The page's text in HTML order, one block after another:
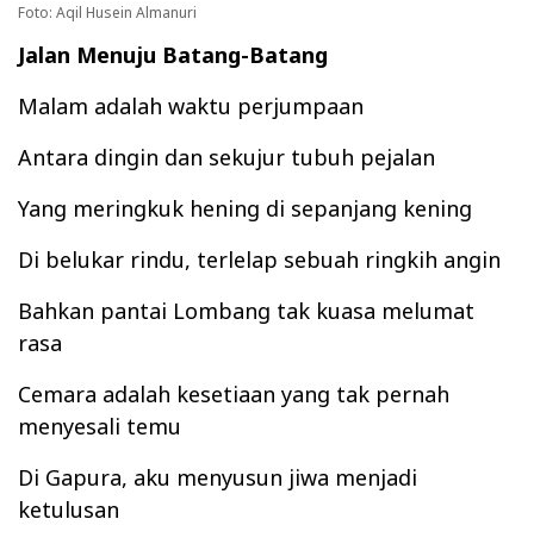
Foto: Aqil Husein Almanuri
Jalan Menuju Batang-Batang
Malam adalah waktu perjumpaan
Antara dingin dan sekujur tubuh pejalan
Yang meringkuk hening di sepanjang kening
Di belukar rindu, terlelap sebuah ringkih angin
Bahkan pantai Lombang tak kuasa melumat
rasa
Cemara adalah kesetiaan yang tak pernah
menyesali temu
Di Gapura, aku menyusun jiwa menjadi
ketulusan